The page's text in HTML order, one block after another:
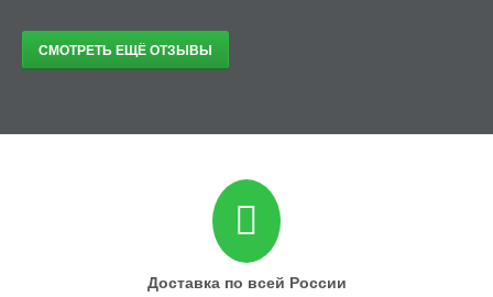
СМОТРЕТЬ ЕЩЁ ОТЗЫВЫ
Доставка по всей России